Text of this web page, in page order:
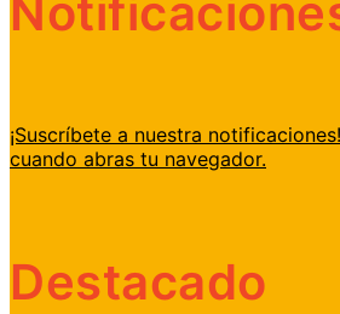
¡Suscríbete a nuestra
cuando abras tu navegador.
Destacado